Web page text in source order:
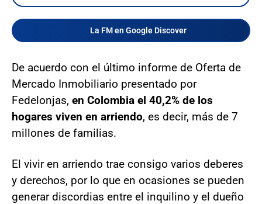
La FM en Google Discover
De acuerdo con el último informe de Oferta de
Mercado Inmobiliario presentado por
Fedelonjas, en Colombia el 40,2% de los
hogares viven en arriendo, es decir, más de 7
millones de familias.
El vivir en arriendo trae consigo varios deberes
y derechos, por lo que en ocasiones se pueden
generar discordias entre el inquilino y el dueño